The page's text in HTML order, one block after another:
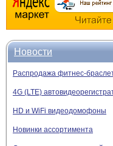
Новости
Распродажа фитнес-
4G (LTE)
HD и WiFi видеодомофоны
Новинки ассортимента